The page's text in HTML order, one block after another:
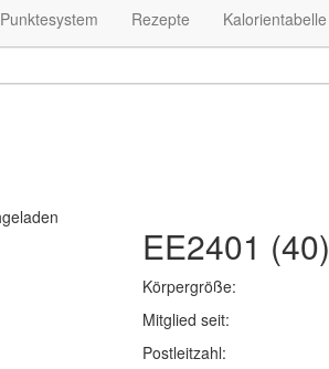
Punktesystem Rezepte Kalorientabelle
EE2401 (40)
Körpergröße:
Mitglied seit:
Postleitzahl: